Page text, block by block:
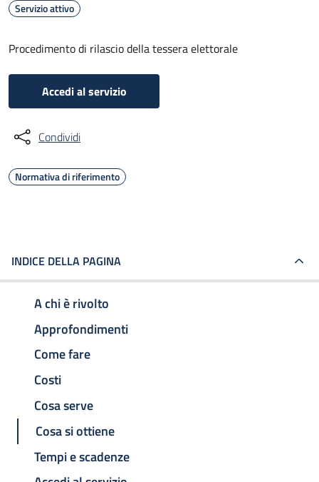
Servizio attivo
Procedimento di rilascio della tessera elettorale
Accedi al servizio
Condividi
Normativa di riferimento
INDICE DELLA PAGINA
A chi è rivolto
Approfondimenti
Come fare
Costi
Cosa serve
Cosa si ottiene
Tempi e scadenze